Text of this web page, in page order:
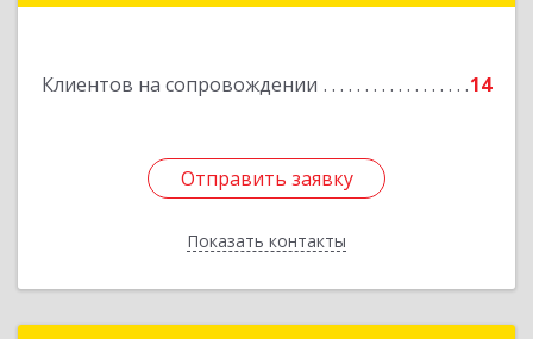
Клиентов на сопровождении 14
Отправить заявку
Показать контакты
Отправить заявку
Назад